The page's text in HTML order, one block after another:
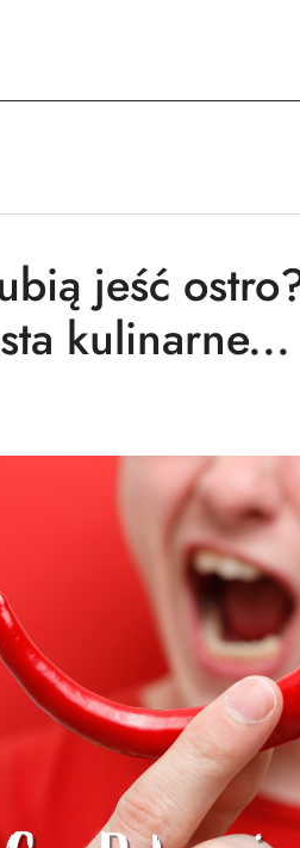
jeść
kulinarne...